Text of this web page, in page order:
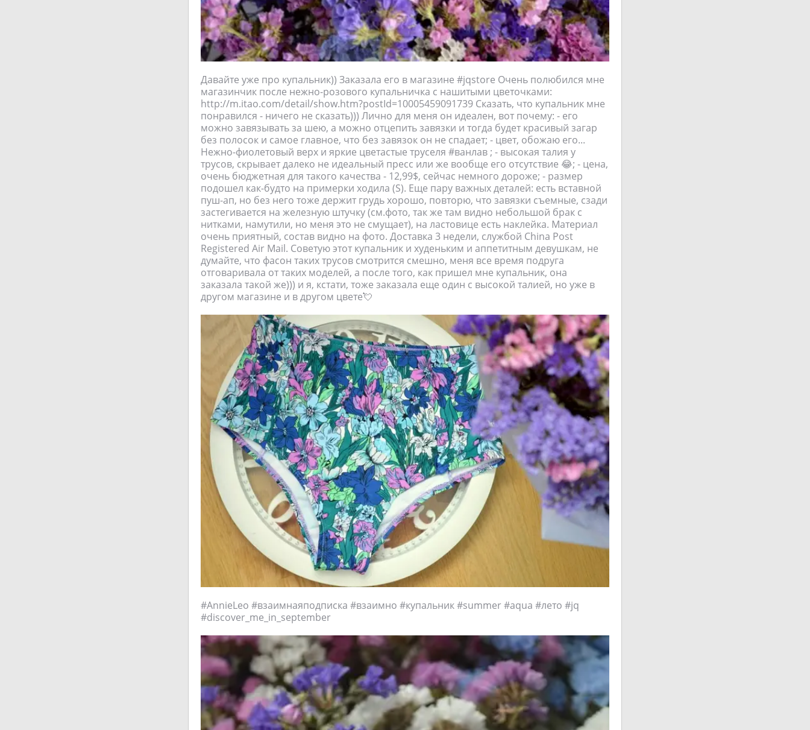
Давайте уже про купальник)) Заказала его в магазине #jqstore Очень полюбился мне
магазинчик после нежно-розового купальничка с нашитыми цветочками:
http://m.itao.com/detail/show.htm?postId=10005459091739 Сказать, что купальник мне
понравился - ничего не сказать))) Лично для меня он идеален, вот почему: - его
можно завязывать за шею, а можно отцепить завязки и тогда будет красивый загар
без полосок и самое главное, что без завязок он не спадает; - цвет, обожаю его...
Нежно-фиолетовый верх и яркие цветастые труселя #ванлав ; - высокая талия у
трусов, скрывает далеко не идеальный пресс или же вообще его отсутствие 😂; - цена,
очень бюджетная для такого качества - 12,99$, сейчас немного дороже; - размер
подошел как-будто на примерки ходила (S). Еще пару важных деталей: есть вставной
пуш-ап, но без него тоже держит грудь хорошо, повторю, что завязки съемные, сзади
застегивается на железную штучку (см.фото, так же там видно небольшой брак с
нитками, намутили, но меня это не смущает), на ластовице есть наклейка. Материал
очень приятный, состав видно на фото. Доставка 3 недели, службой China Post
Registered Air Mail. Советую этот купальник и худеньким и аппетитным девушкам, не
думайте, что фасон таких трусов смотрится смешно, меня все время подруга
отговаривала от таких моделей, а после того, как пришел мне купальник, она
заказала такой же))) и я, кстати, тоже заказала еще один с высокой талией, но уже в
другом магазине и в другом цвете💘
#AnnieLeo #взаимнаяподписка #взаимно #купальник #summer #aqua #лето #jq
#discover_me_in_september